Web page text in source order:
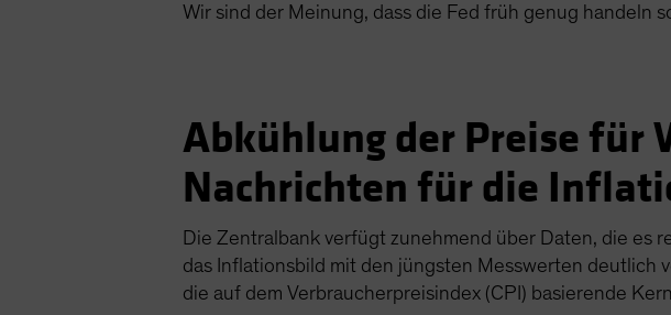
Wir sind der Meinung, dass die Fed früh genug handeln
Abkühlung der Preise für
Nachrichten für die
Die Zentralbank verfügt zunehmend über Daten, die es
das Inflationsbild mit den jüngsten Messwerten deutlich
die auf dem Verbraucherpreisindex (CPI) basierende